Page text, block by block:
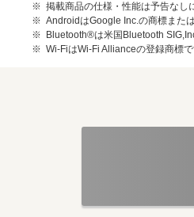
掲載商品の仕様・性能は予告なし
AndroidはGoogle Inc.の商標また
Bluetooth®は米国Bluetooth
Wi-FiはWi-Fi Allianceの登録商標で